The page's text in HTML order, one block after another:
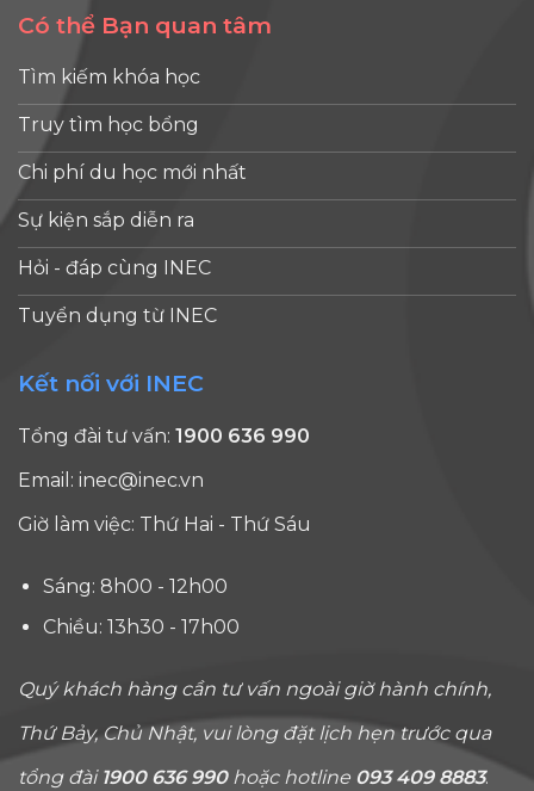
Có thể Bạn quan tâm
Tìm kiếm khóa học
Truy tìm học bổng
Chi phí du học mới nhất
Sự kiện sắp diễn ra
Hỏi - đáp cùng INEC
Tuyển dụng từ INEC
Kết nối với INEC
Tổng đài tư vấn: 1900 636 990
Email: inec@inec.vn
Giờ làm việc: Thứ Hai - Thứ Sáu
Sáng: 8h00 - 12h00
Chiều: 13h30 - 17h00
Quý khách hàng cần tư vấn ngoài giờ hành chính,
Thứ Bảy, Chủ Nhật, vui lòng đặt lịch hẹn trước qua
tổng đài 1900 636 990hoặc hotline 093 409 8883.